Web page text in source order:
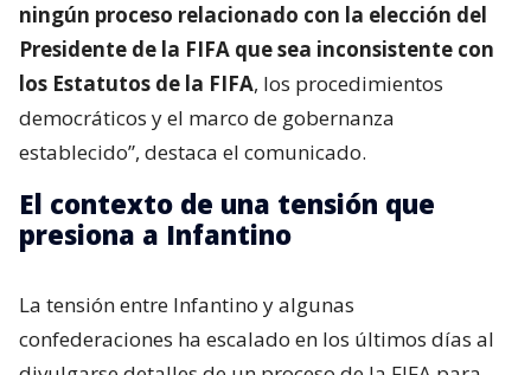
ningún proceso relacionado con la elección del
Presidente de la FIFA que sea inconsistente con
los Estatutos de la FIFA, los procedimientos
democráticos y el marco de gobernanza
establecido”, destaca el comunicado.
El contexto de una tensión que
presiona a Infantino
La tensión entre Infantino y algunas
confederaciones ha escalado en los últimos días al